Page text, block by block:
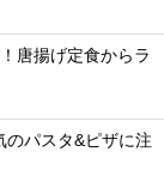
唐揚げ定食からラ
パスタ&ピザに注